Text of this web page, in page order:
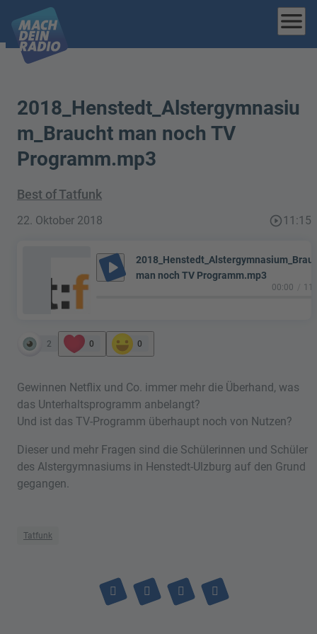
menu
2018_Henstedt_Alstergymnasiu
m_Braucht man noch TV
Programm.mp3
Best of Tatfunk
22. Oktober 2018 play_circle_outline11:15
play_arrow
man noch TV Programm.mp3
00:00
2 0 0
Gewinnen Netflix und Co. immer mehr die Überhand, was
das Unterhaltsprogramm anbelangt?
Und ist das TV-Programm überhaupt noch von Nutzen?
Dieser und mehr Fragen sind die Schülerinnen und Schüler
des Alstergymnasiums in Henstedt-Ulzburg auf den Grund
gegangen.
Tatfunk